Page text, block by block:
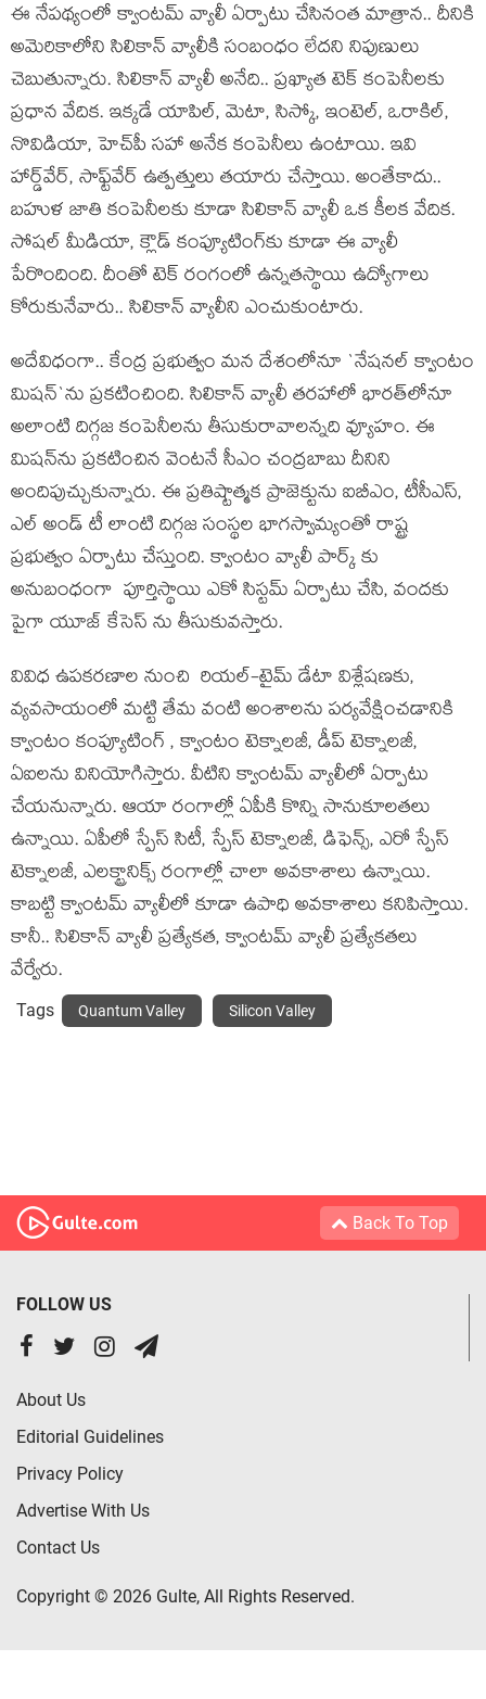
ఈ నేప‌థ్యంలో క్వాంట‌మ్ వ్యాలీ ఏర్పాటు చేసినంత మాత్రాన‌.. దీనికి
అమెరికాలోని సిలికాన్ వ్యాలీకి సంబంధం లేద‌ని నిపుణులు
చెబుతున్నారు. సిలికాన్ వ్యాలీ అనేది.. ప్ర‌ఖ్యాత టెక్ కంపెనీల‌కు
ప్ర‌ధాన వేదిక‌. ఇక్క‌డే యాపిల్‌, మెటా, సిస్కో, ఇంటెల్‌, ఒరాకిల్‌,
నొవిడియా, హెచ్‌పీ స‌హా అనేక కంపెనీలు ఉంటాయి. ఇవి
హార్డ్‌వేర్‌, సాఫ్ట్‌వేర్ ఉత్పత్తులు త‌యారు చేస్తాయి. అంతేకాదు..
బ‌హుళ జాతి కంపెనీల‌కు కూడా సిలికాన్ వ్యాలీ ఒక కీల‌క వేదిక‌.
సోష‌ల్ మీడియా, క్లౌడ్ కంప్యూటింగ్‌కు కూడా ఈ వ్యాలీ
పేరొందింది. దీంతో టెక్ రంగంలో ఉన్న‌త‌స్థాయి ఉద్యోగాలు
కోరుకునేవారు.. సిలికాన్ వ్యాలీని ఎంచుకుంటారు.
అదేవిధంగా.. కేంద్ర ప్ర‌భుత్వం మ‌న దేశంలోనూ `నేషనల్ క్వాంటం
మిషన్‌`ను ప్రకటించింది. సిలికాన్ వ్యాలీ త‌ర‌హాలో భార‌త్‌లోనూ
అలాంటి దిగ్గ‌జ కంపెనీల‌ను తీసుకురావాల‌న్న‌ది వ్యూహం. ఈ
మిష‌న్‌ను ప్ర‌క‌టించిన వెంట‌నే సీఎం చంద్ర‌బాబు దీనిని
అందిపుచ్చుకున్నారు. ఈ ప్రతిష్టాత్మక ప్రాజెక్టును ఐబీఎం, టీసీఎస్,
ఎల్ అండ్ టీ లాంటి దిగ్గజ సంస్థల భాగస్వామ్యంతో రాష్ట్ర
ప్రభుత్వం ఏర్పాటు చేస్తుంది. క్వాంటం వ్యాలీ పార్క్ కు
అనుబంధంగా పూర్తిస్థాయి ఎకో సిస్టమ్ ఏర్పాటు చేసి, వందకు
పైగా యూజ్ కేసెస్ ను తీసుకువ‌స్తారు.
వివిధ ఉపకరణాల నుంచి రియల్-టైమ్ డేటా విశ్లేషణకు,
వ్యవసాయంలో మట్టి తేమ వంటి అంశాలను పర్యవేక్షించడానికి
క్వాంటం కంప్యూటింగ్ , క్వాంటం టెక్నాలజీ, డీప్ టెక్నాలజీ,
ఏఐలను వినియోగిస్తారు. వీటిని క్వాంట‌మ్ వ్యాలీలో ఏర్పాటు
చేయ‌నున్నారు. ఆయా రంగాల్లో ఏపీకి కొన్ని సానుకూలతలు
ఉన్నాయి. ఏపీలో స్పేస్ సిటీ, స్పేస్ టెక్నాలజీ, డిఫెన్స్, ఎరో స్పేస్
టెక్నాలజీ, ఎలక్ట్రానిక్స్ రంగాల్లో చాలా అవకాశాలు ఉన్నాయి.
కాబ‌ట్టి క్వాంట‌మ్ వ్యాలీలో కూడా ఉపాధి అవ‌కాశాలు క‌నిపిస్తాయి.
కానీ.. సిలికాన్ వ్యాలీ ప్ర‌త్యేక‌త‌, క్వాంట‌మ్ వ్యాలీ ప్ర‌త్యేక‌త‌లు
వేర్వేరు.
Tags Quantum Valley Silicon Valley
Back To Top
FOLLOW US
About Us
Editorial Guidelines
Privacy Policy
Advertise With Us
Contact Us
Copyright © 2026 Gulte, All Rights Reserved.